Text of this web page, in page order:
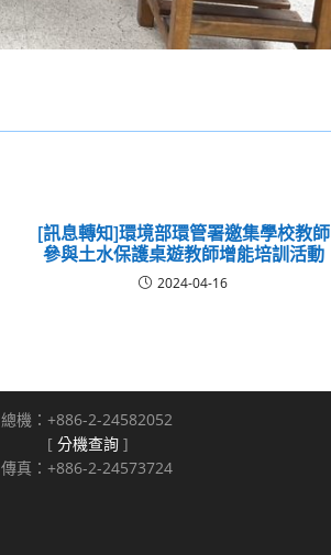
[訊息轉知]環境部環管署邀集學校教師
參與土水保護桌遊教師增能培訓活動
2024-04-16
總機：+886-2-24582052
[ 分機查詢 ]
傳真：+886-2-24573724